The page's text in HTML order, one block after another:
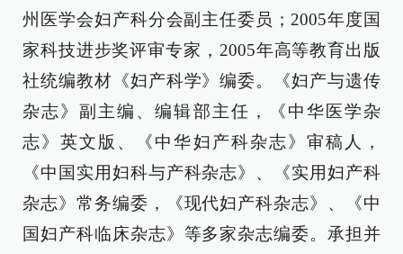
州医学会妇产科分会副主任委员；2005年度国
家科技进步奖评审专家，2005年高等教育出版
社统编教材《妇产科学》编委。《妇产与遗传
杂志》副主编、编辑部主任，《中华医学杂
志》英文版、《中华妇产科杂志》审稿人，
《中国实用妇科与产科杂志》、《实用妇产科
杂志》常务编委，《现代妇产科杂志》、《中
国妇产科临床杂志》等多家杂志编委。承担并